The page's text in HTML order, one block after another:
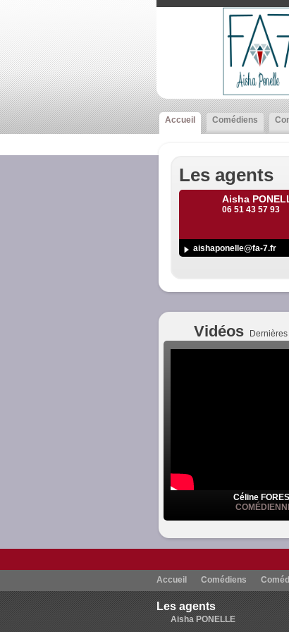
Accueil Comédiens
Les agents
Aisha
06 51 43 57 93
aishaponelle@fa-7.fr
Vidéos
Céline
Accueil Comédiens
Les agents
Aisha PONELLE